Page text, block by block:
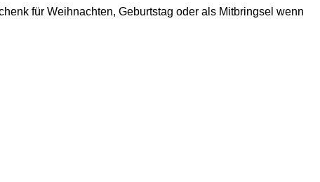
für Weihnachten, Geburtstag oder als Mitbringsel wenn